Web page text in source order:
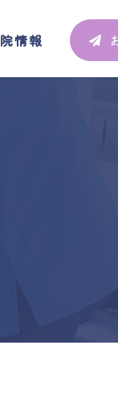
院情報
院情報